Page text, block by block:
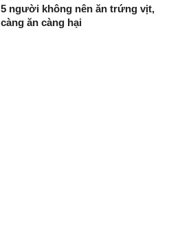
5 người không nên ăn trứng vịt,
càng ăn càng hại